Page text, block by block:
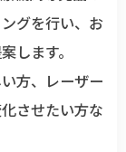
グを行い、お
します。
方、レーザー
させたい方な